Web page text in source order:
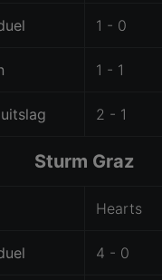
1 - 0
1 - 1
2 - 1
Sturm Graz
Hearts
4 - 0